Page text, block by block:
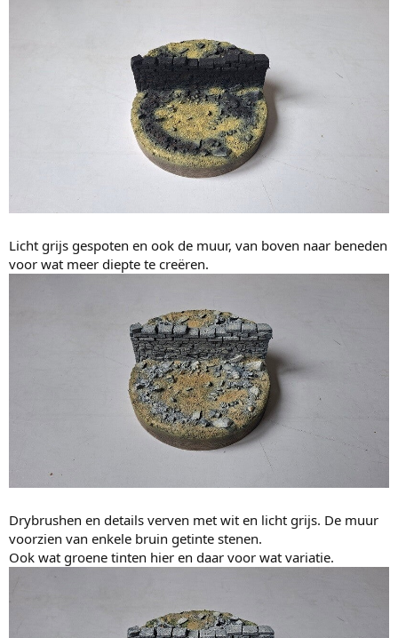
Licht grijs gespoten en ook de muur, van boven naar beneden
voor wat meer diepte te creëren.
Drybrushen en details verven met wit en licht grijs. De muur
voorzien van enkele bruin getinte stenen.
Ook wat groene tinten hier en daar voor wat variatie.